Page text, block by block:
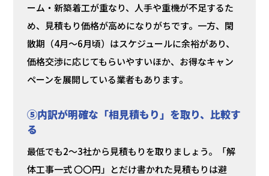
ーム・新築着工が重なり、人手や重機が不足するた
め、見積もり価格が高めになりがちです。一方、閑
散期（4月〜6月頃）はスケジュールに余裕があり、
価格交渉に応じてもらいやすいほか、お得なキャン
ペーンを展開している業者もあります。
⑤内訳が明確な「相見積もり」を取り、比較す
る
最低でも2〜3社から見積もりを取りましょう。「解
体工事一式 〇〇円」とだけ書かれた見積もりは避